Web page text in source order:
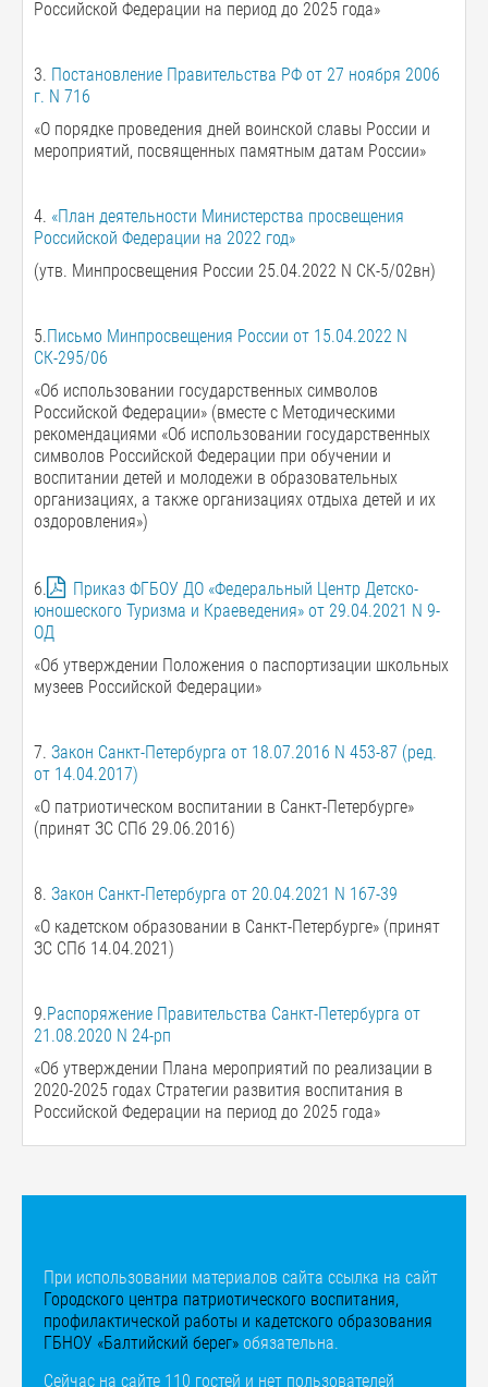
Российской Федерации на период до 2025 года»
3. Постановление Правительства РФ от 27 ноября 2006
г. N 716
«О порядке проведения дней воинской славы России и
мероприятий, посвященных памятным датам России»
4. «План деятельности Министерства просвещения
Российской Федерации на 2022 год»
(утв. Минпросвещения России 25.04.2022 N СК-5/02вн)
5.Письмо Минпросвещения России от 15.04.2022 N
СК-295/06
«Об использовании государственных символов
Российской Федерации» (вместе с Методическими
рекомендациями «Об использовании государственных
символов Российской Федерации при обучении и
воспитании детей и молодежи в образовательных
организациях, а также организациях отдыха детей и их
оздоровления»)
6.
Приказ ФГБОУ ДО «Федеральный Центр Детско-
юношеского Туризма и Краеведения» от 29.04.2021 N 9-
ОД
«Об утверждении Положения о паспортизации школьных
музеев Российской Федерации»
7. Закон Санкт-Петербурга от 18.07.2016 N 453-87 (ред.
от 14.04.2017)
«О патриотическом воспитании в Санкт-Петербурге»
(принят ЗС СПб 29.06.2016)
8. Закон Санкт-Петербурга от 20.04.2021 N 167-39
«О кадетском образовании в Санкт-Петербурге» (принят
ЗС СПб 14.04.2021)
9.Распоряжение Правительства Санкт-Петербурга от
21.08.2020 N 24-рп
«Об утверждении Плана мероприятий по реализации в
2020-2025 годах Стратегии развития воспитания в
Российской Федерации на период до 2025 года»
При использовании материалов сайта ссылка на сайт
Городского центра патриотического воспитания,
профилактической работы и кадетского образования
ГБНОУ «Балтийский берег» обязательна.
Сейчас на сайте 110 гостей и нет пользователей